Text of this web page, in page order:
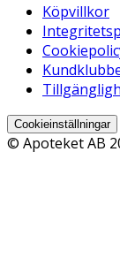
Köpvillkor
Cookieinställningar
© Apoteket AB